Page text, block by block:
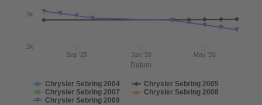
Datum
Chrysler Sebring 2004
Chrysler Sebring 2005
Chrysler Sebring 2007
Chrysler Sebring 2008
Chrysler Sebring 2009
Jan '26
Sep '25 May '26
3k
2k